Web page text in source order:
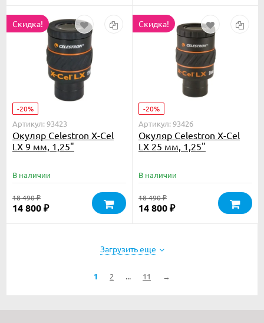
Скидка!
-20%
Артикул: 93423
Окуляр Celestron X-Cel
LX 9 мм, 1,25"
В наличии
18 490₽
14 800 ₽
Скидка!
-20%
Артикул: 93426
Окуляр Celestron X-Cel
LX 25 мм, 1,25"
В наличии
18 490₽
14 800 ₽
Загрузить еще
1 2 ... 11 →